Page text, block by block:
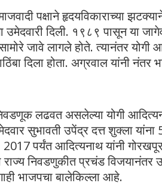
पक्षाने हृदयविकाराच्या
उमेदवारी दिली. १९८९ पासून या
जावे लागले होते. त्यानंतर योगी
दिला होता. अग्रवाल यांनी नंतर
लढवत असलेल्या योगी
सुभावती उपेंद्र दत्त शुक्ला
पर्यंत आदित्यनाथ यांनी
राज्य निवडणुकीत प्रचंड विजयानंतर
भाजपचा बालेकिल्ला आहे.